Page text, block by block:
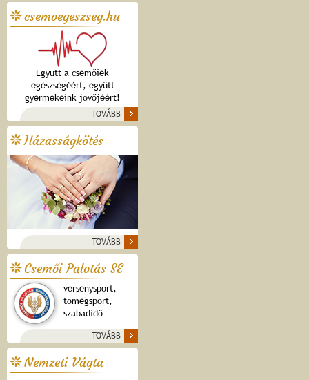
csemoegeszseg.hu
Együtt a csemőiek
egészségéért, együtt
gyermekeink jövőjéért!
TOVÁBB
Házasságkötés
TOVÁBB
Csemői Palotás SE
versenysport,
tömegsport,
szabadidő
TOVÁBB
Nemzeti Vágta